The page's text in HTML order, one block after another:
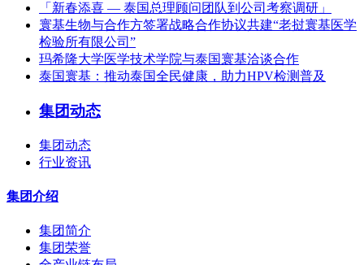
「新春添喜 — 泰国总理顾问团队到公司考察调研」
寰基生物与合作方签署战略合作协议共建“老挝寰基医学
检验所有限公司”
玛希隆大学医学技术学院与泰国寰基洽谈合作
泰国寰基：推动泰国全民健康，助力HPV检测普及
集团动态
集团动态
行业资讯
集团介绍
集团简介
集团荣誉